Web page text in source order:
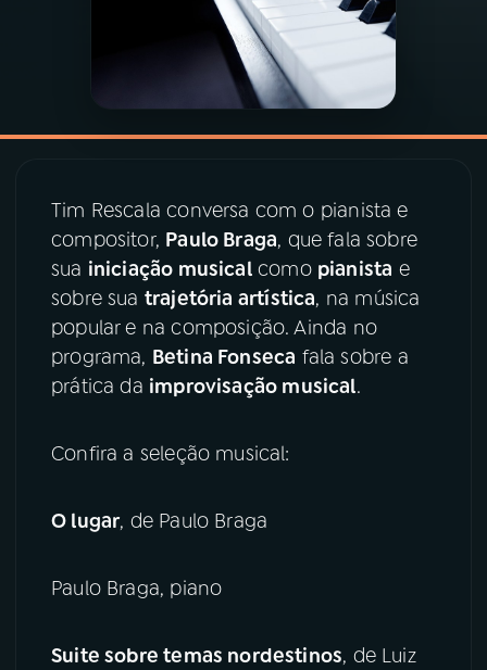
07 ÚLTIMAS
08 PRÊMIO RÁDIO MEC
ACOMPANHE A RÁDIO MEC
TikTok
Tim Rescala conversa com o pianista e
compositor, Paulo Braga, que fala sobre
sua iniciação musicalcomo pianista e
sobre sua trajetória artística, na música
popular e na composição. Ainda no
programa, Betina Fonseca fala sobre a
prática da improvisação musical.
Confira a seleção musical:
O lugar, de Paulo Braga
Paulo Braga, piano
Suite sobre temas nordestinos, de Luiz